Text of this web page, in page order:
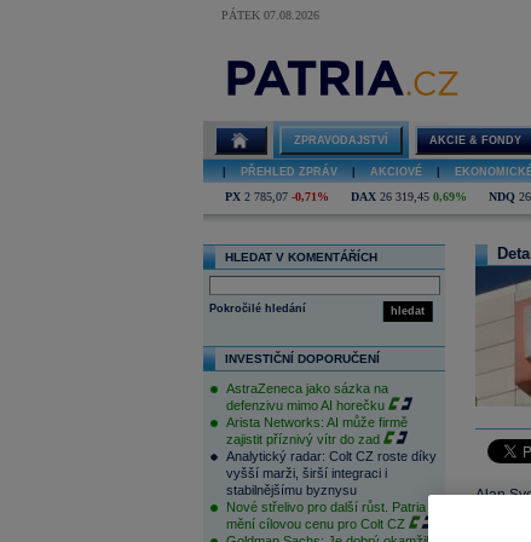
PÁTEK 07.08.2026
ZPRAVODAJSTVÍ AKCIE & FONDY
PŘEHLED ZPRÁV AKCIOVÉ
PX 2 785,07 -0,71% DAX 26 319,45 0,69% NDQ
HLEDAT V KOMENTÁŘÍCH
hledat
Pokročilé hledání
INVESTIČNÍ DOPORUČENÍ
AstraZeneca jako sázka na
defenzivu mimo AI horečku
Arista Networks: AI může firmě
zajistit příznivý vítr do zad
Analytický radar: Colt CZ roste díky
vyšší marži, širší integraci i
stabilnějšímu byznysu
Nové střelivo pro další růst. Patria
mění cílovou cenu pro Colt CZ
Alan